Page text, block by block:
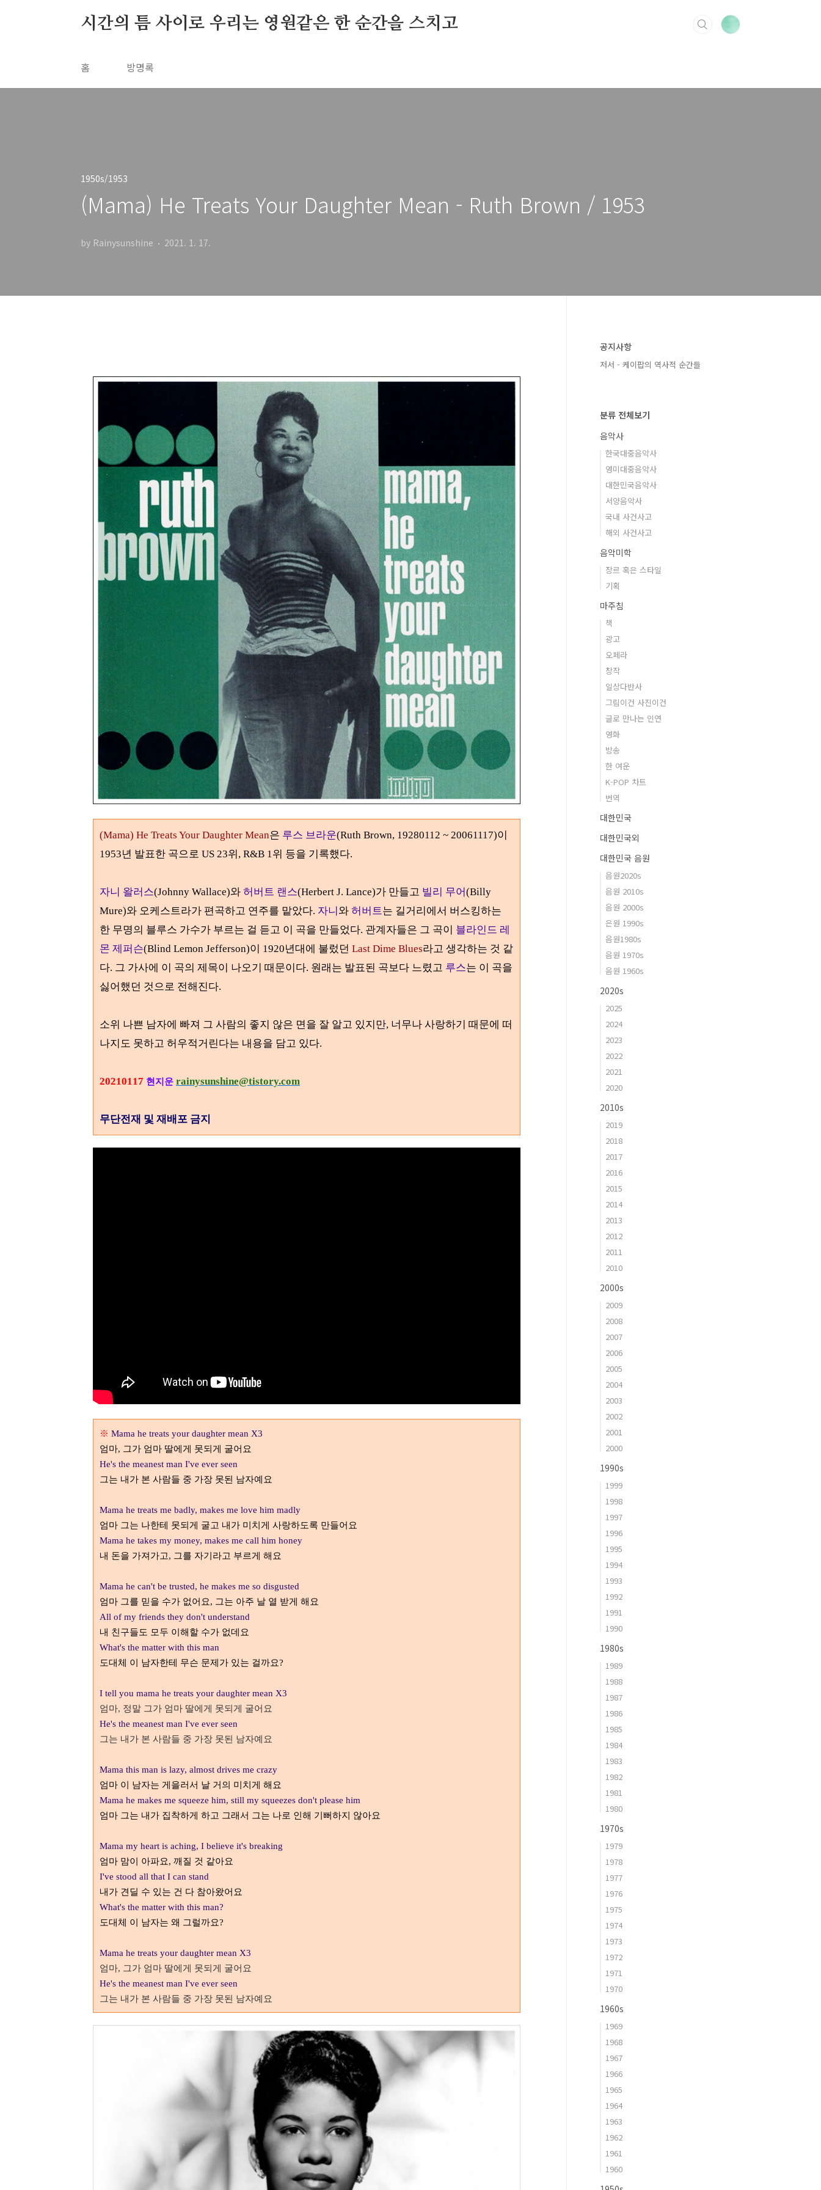
시간의 틈 사이로 우리는 영원같은 한 순간을 스치고
홈 방명록
1950s/1953
(Mama) He Treats Your Daughter Mean - Ruth Brown / 1953
by Rainysunshine 2021. 1. 17.
(Mama) He Treats Your Daughter Mean은 루스 브라운(Ruth Brown, 19280112 ~ 20061117)이
1953년 발표한 곡으로 US 23위, R&B 1위 등을 기록했다.
자니 왈러스(Johnny Wallace)와 허버트 랜스(Herbert J. Lance)가 만들고 빌리 무어(Billy
Mure)와 오케스트라가 편곡하고 연주를 맡았다. 자니 와 허버트는 길거리에서 버스킹하는
한 무명의 블루스 가수가 부르는 걸 듣고 이 곡을 만들었다. 관계자들은 그 곡이 블라인드 레
몬 제퍼슨(Blind Lemon Jefferson)이 1920년대에 불렀던 Last Dime Blues라고 생각하는 것 같
다. 그 가사에 이 곡의 제목이 나오기 때문이다. 원래는 발표된 곡보다 느렸고 루스는 이 곡을
싫어했던 것으로 전해진다.
소위 나쁜 남자에 빠져 그 사람의 좋지 않은 면을 잘 알고 있지만, 너무나 사랑하기 때문에 떠
나지도 못하고 허우적거린다는 내용을 담고 있다.
20210117 현지운 rainysunshine@tistory.com
무단전재 및 재배포 금지
※ Mama he treats your daughter mean X3
엄마, 그가 엄마 딸에게 못되게 굴어요
He's the meanest man I've ever seen
그는 내가 본 사람들 중 가장 못된 남자예요
Mama he treats me badly, makes me love him madly
엄마 그는 나한테 못되게 굴고 내가 미치게 사랑하도록 만들어요
Mama he takes my money, makes me call him honey
내 돈을 가져가고, 그를 자기라고 부르게 해요
Mama he can't be trusted, he makes me so disgusted
엄마 그를 믿을 수가 없어요, 그는 아주 날 열 받게 해요
All of my friends they don't understand
내 친구들도 모두 이해할 수가 없데요
What's the matter with this man
도대체 이 남자한테 무슨 문제가 있는 걸까요?
I tell you mama he treats your daughter mean X3
엄마, 정말 그가 엄마 딸에게 못되게 굴어요
He's the meanest man I've ever seen
그는 내가 본 사람들 중 가장 못된 남자예요
Mama this man is lazy, almost drives me crazy
엄마 이 남자는 게을러서 날 거의 미치게 해요
Mama he makes me squeeze him, still my squeezes don't please him
엄마 그는 내가 집착하게 하고 그래서 그는 나로 인해 기뻐하지 않아요
Mama my heart is aching, I believe it's breaking
엄마 맘이 아파요, 깨질 것 같아요
I've stood all that I can stand
내가 견딜 수 있는 건 다 참아왔어요
What's the matter with this man?
도대체 이 남자는 왜 그럴까요?
Mama he treats your daughter mean X3
엄마, 그가 엄마 딸에게 못되게 굴어요
He's the meanest man I've ever seen
그는 내가 본 사람들 중 가장 못된 남자예요
공지사항
저서 - 케이팝의 역사적 순간들
분류 전체보기
음악사
한국대중음악사
영미대중음악사
대한민국음악사
서양음악사
국내 사건사고
해외 사건사고
음악미학
장르 혹은 스타일
기획
마주침
책
광고
오페라
창작
일상다반사
그림이건 사진이건
글로 만나는 인연
영화
방송
한 여운
K-POP 차트
번역
대한민국
대한민국외
대한민국 음원
음원2020s
음원 2010s
음원 2000s
은원 1990s
음원1980s
음원 1970s
음원 1960s
2020s
2025
2024
2023
2022
2021
2020
2010s
2019
2018
2017
2016
2015
2014
2013
2012
2011
2010
2000s
2009
2008
2007
2006
2005
2004
2003
2002
2001
2000
1990s
1999
1998
1997
1996
1995
1994
1993
1992
1991
1990
1980s
1989
1988
1987
1986
1985
1984
1983
1982
1981
1980
1970s
1979
1978
1977
1976
1975
1974
1973
1972
1971
1970
1960s
1969
1968
1967
1966
1965
1964
1963
1962
1961
1960